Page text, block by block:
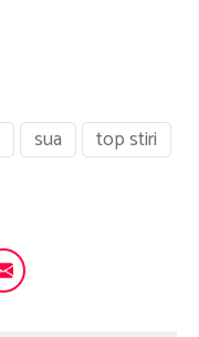
sua
top stiri